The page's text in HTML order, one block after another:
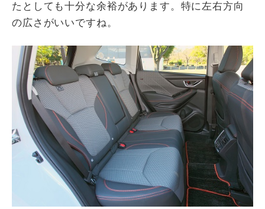
たとしても十分な余裕があります。特に左右方向
の広さがいいですね。